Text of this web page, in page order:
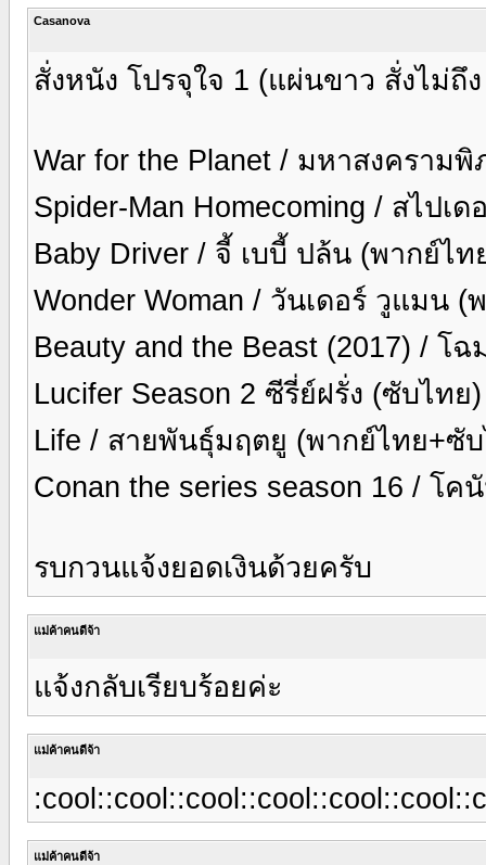
Casanova
สั่งหนัง โปรจุใจ 1 (แผ่นขาว สั่งไม่ถึ
War for the Planet / มหาสงคราม
Spider-Man Homecoming / สไป
Baby Driver / จี้ เบบี้ ปล้น (พากย์ไ
Wonder Woman / วันเดอร์ วูแมน
Beauty and the Beast (2017) / โ
Lucifer Season 2 ซีรี่ย์ฝรั่ง (ซับไท
Life / สายพันธุ์มฤตยู (พากย์ไทย+ซั
Conan the series season 16 / โ
รบกวนแจ้งยอดเงินด้วยครับ
แม่ค้าคนดีจ้า
แจ้งกลับเรียบร้อยค่ะ
แม่ค้าคนดีจ้า
แม่ค้าคนดีจ้า